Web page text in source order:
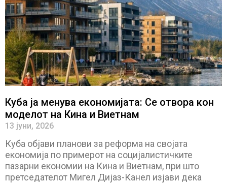
Куба ја менува економијата: Се отвора кон
моделот на Кина и Виетнам
13 јуни, 2026
Куба објави планови за реформа на својата
економија по примерот на социјалистичките
пазарни економии на Кина и Виетнам, при што
претседателот Мигел Дијаз-Канел изјави дека